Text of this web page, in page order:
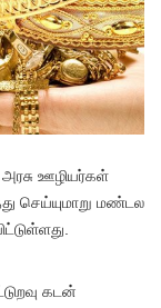
அரசு ஊழியர்கள்
செய்யுமாறு மண்டல
கடன்